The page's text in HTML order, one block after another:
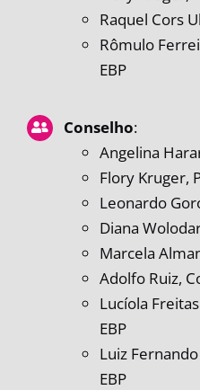
Raquel Cors
Rômulo
EBP
Conselho:
Angelina
Flory Kruger,
Leonardo
Diana
Marcela
Adolfo Ruiz,
Lucíola
EBP
Luiz
EBP